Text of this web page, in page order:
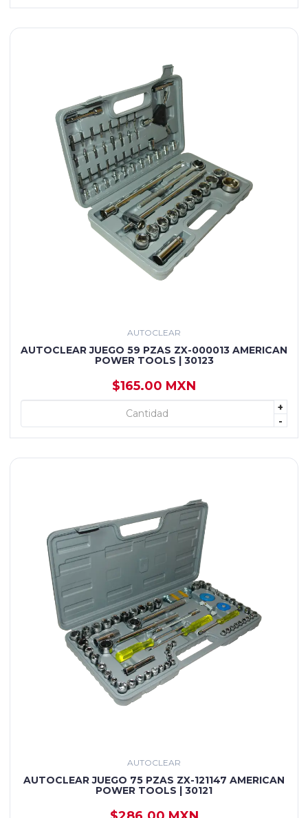
AUTOCLEAR
AUTOCLEAR JUEGO 59 PZAS ZX-000013 AMERICAN
POWER TOOLS | 30123
$165.00 MXN
+
-
+ AGREGAR
AUTOCLEAR
AUTOCLEAR JUEGO 75 PZAS ZX-121147 AMERICAN
POWER TOOLS | 30121